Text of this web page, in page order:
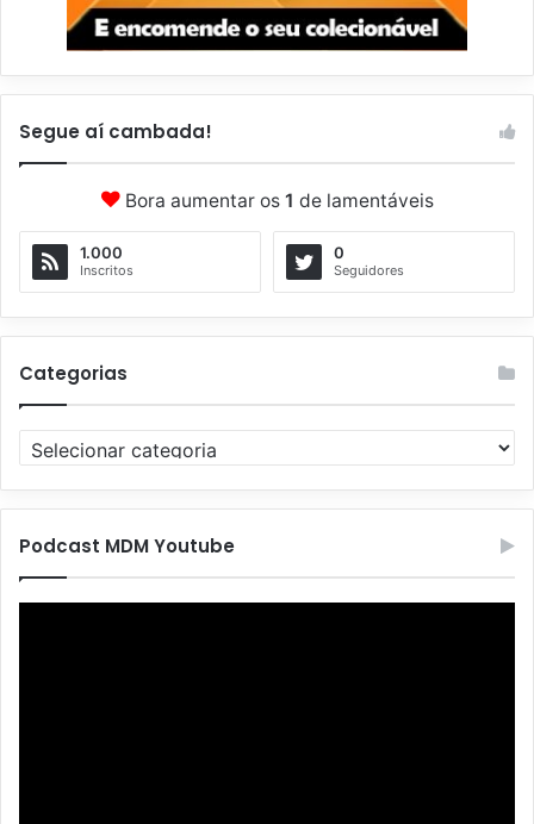
Segue aí cambada!
Bora aumentar os 1 de lamentáveis
1.000
Inscritos
0
Seguidores
Categorias
a
t
g
Podcast MDM Youtube